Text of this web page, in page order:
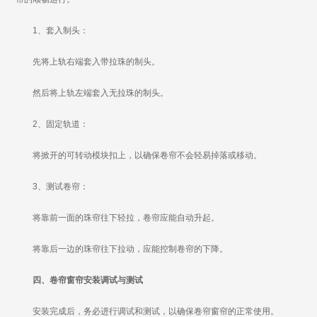
1、套入制头：
先将上轨右端套入带拉珠的制头。
然后将上轨左端套入无拉珠的制头。
2、固定轨道：
将掀开的可转动模块扣上，以确保卷帘不会轻易掉落或移动。
3、测试卷帘：
将靠前一面的珠帘往下轻拉，卷帘应能自动升起。
将靠后一边的珠帘往下拉动，应能控制卷帘的下降。
四、卷帘窗帘安装调试与测试
安装完成后，务必进行调试和测试，以确保卷帘窗帘的正常使用。